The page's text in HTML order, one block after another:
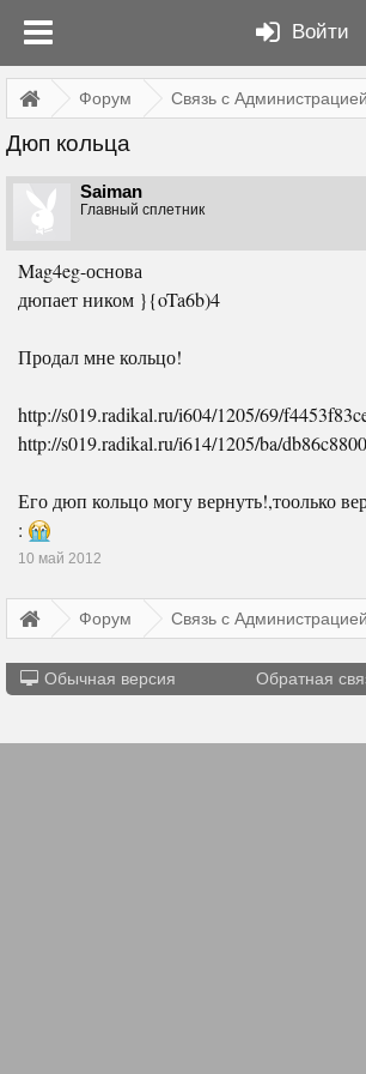
Войти
Форум Связь с Администрацией
Дюп кольца
Saiman
Главный сплетник
Mag4eg-основа
дюпает ником }{oTa6b)4
Продал мне кольцо!
http://s019.radikal.ru/i604/1205/69/
http://s019.radikal.ru/i614/1205/ba/
Его дюп кольцо могу вернуть!,тоолько
:
10 май 2012
Форум Связь с Администрацией
Обычная версия Обратная